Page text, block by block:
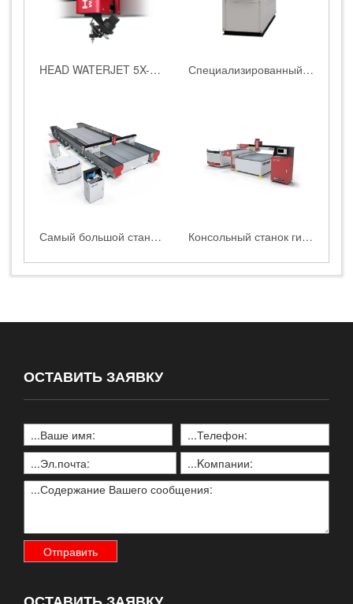
HEAD WATERJET 5X-AC пятиосевая система резки Специализированный водоохладитель для водоструйных станков HEAD
Самый большой станок для гидроабразивной резки в Китае Консольный станок гидроабразивной резки HEAD1010BB|HEAD1020BB|HEAD1520BB
ОСТАВИТЬ ЗАЯВКУ